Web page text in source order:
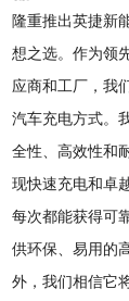
隆重推出英捷新
想之选。作为领
应商和工厂，我
汽车充电方式。
全性、高效性和
现快速充电和卓
每次都能获得可
供环保、易用的
外，我们相信它